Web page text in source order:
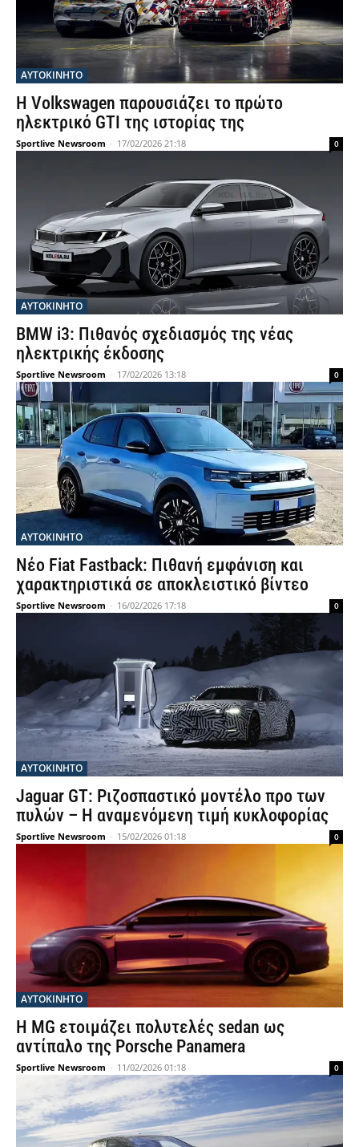
ΑΥΤΟΚΙΝΗΤΟ
Η Volkswagen παρουσιάζει το πρώτο
ηλεκτρικό GTI της ιστορίας της
Sportlive Newsroom - 17/02/2026 21:18 0
ΑΥΤΟΚΙΝΗΤΟ
BMW i3: Πιθανός σχεδιασμός της νέας
ηλεκτρικής έκδοσης
Sportlive Newsroom - 17/02/2026 13:18 0
ΑΥΤΟΚΙΝΗΤΟ
Νέο Fiat Fastback: Πιθανή εμφάνιση και
χαρακτηριστικά σε αποκλειστικό βίντεο
Sportlive Newsroom - 16/02/2026 17:18 0
ΑΥΤΟΚΙΝΗΤΟ
Jaguar GT: Ριζοσπαστικό μοντέλο προ των
πυλών – Η αναμενόμενη τιμή κυκλοφορίας
Sportlive Newsroom - 15/02/2026 01:18 0
ΑΥΤΟΚΙΝΗΤΟ
Η MG ετοιμάζει πολυτελές sedan ως
αντίπαλο της Porsche Panamera
Sportlive Newsroom - 11/02/2026 01:18 0